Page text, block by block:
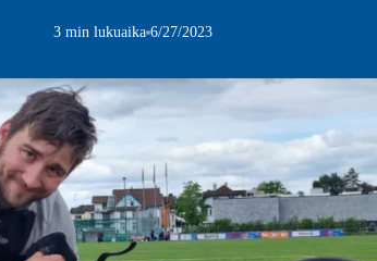
3 min lukuaika 6/27/2023